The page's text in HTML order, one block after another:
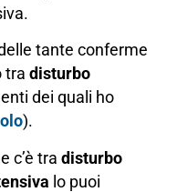
tante conferme
tra disturbo
dei quali ho
).
c’è tra disturbo
lo puoi